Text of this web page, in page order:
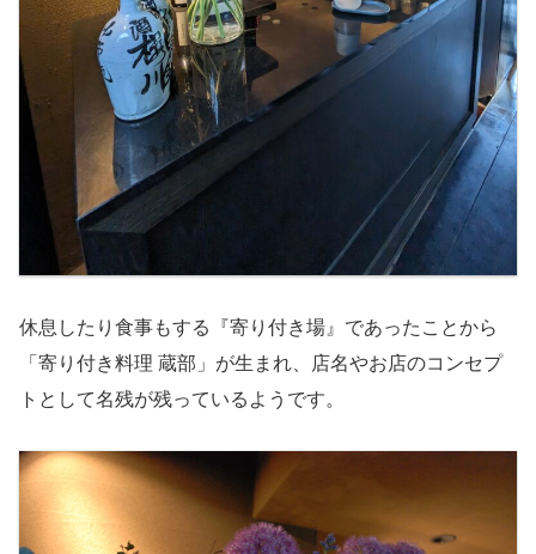
休息したり食事もする『寄り付き場』であったことから
「寄り付き料理 蔵部」が生まれ、店名やお店のコンセプ
トとして名残が残っているようです。